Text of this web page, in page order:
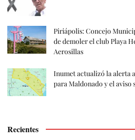
Piriápolis: Concejo
de demoler el club Playa
Aerosillas
Inumet actualizó la alerta
para Maldonado y el aviso
Recientes